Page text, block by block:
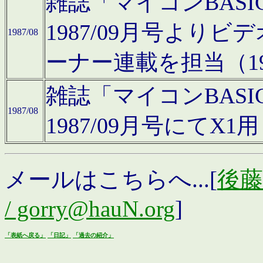
1987/08
1987/09月号よりビ
ーナー連載を担当（
1987/08
雑誌「マイコン
1987/09月号にてX1
メールはこちらへ...[後
/ gorry@hauN.org]
「表紙へ戻る」 「日記」 「過去の紹介」